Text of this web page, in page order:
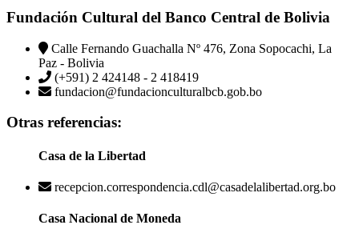
Fundación Cultural del Banco Central de Bolivia
Calle Fernando Guachalla Nº 476, Zona Sopocachi, La
Paz - Bolivia
(+591) 2 424148 - 2 418419
fundacion@fundacionculturalbcb.gob.bo
Otras referencias:
Casa de la Libertad
recepcion.correspondencia.cdl@casadelalibertad.org.bo
Casa Nacional de Moneda